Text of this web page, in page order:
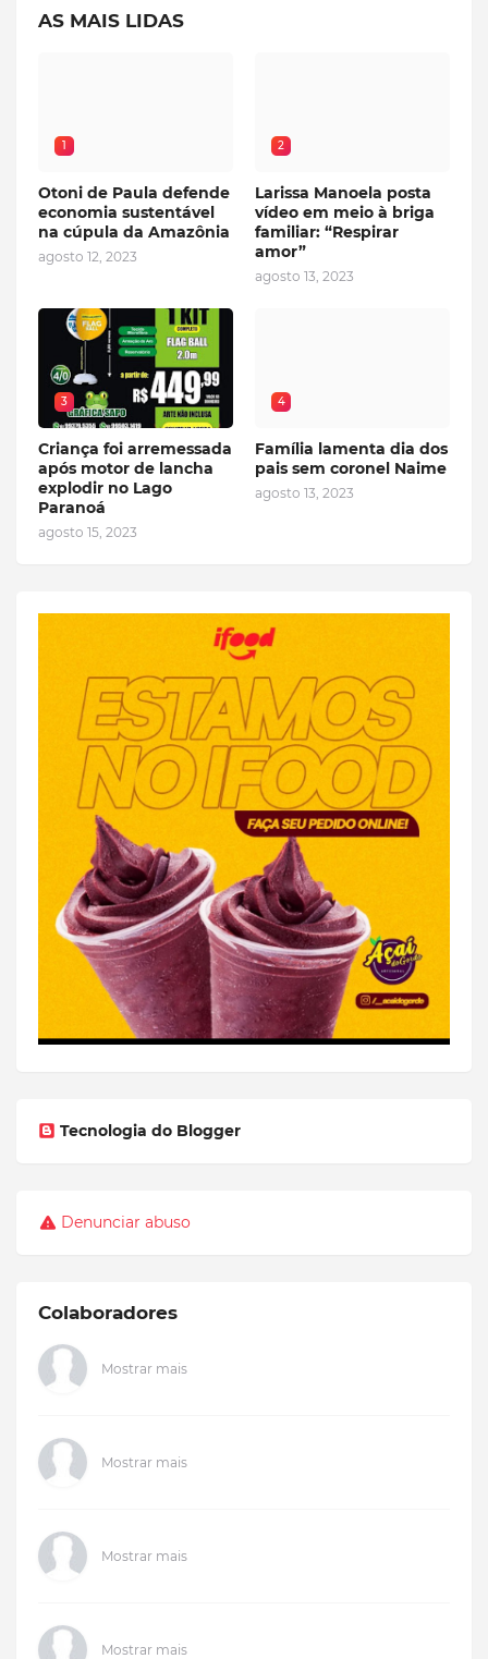
AS MAIS LIDAS
1
Otoni de Paula defende
economia sustentável
na cúpula da Amazônia
agosto 12, 2023
2
Larissa Manoela posta
vídeo em meio à briga
familiar: “Respirar
amor”
agosto 13, 2023
3
Criança foi arremessada
após motor de lancha
explodir no Lago
Paranoá
agosto 15, 2023
4
Família lamenta dia dos
pais sem coronel Naime
agosto 13, 2023
Tecnologia do Blogger
Denunciar abuso
Colaboradores
Mostrar mais
Mostrar mais
Mostrar mais
Mostrar mais